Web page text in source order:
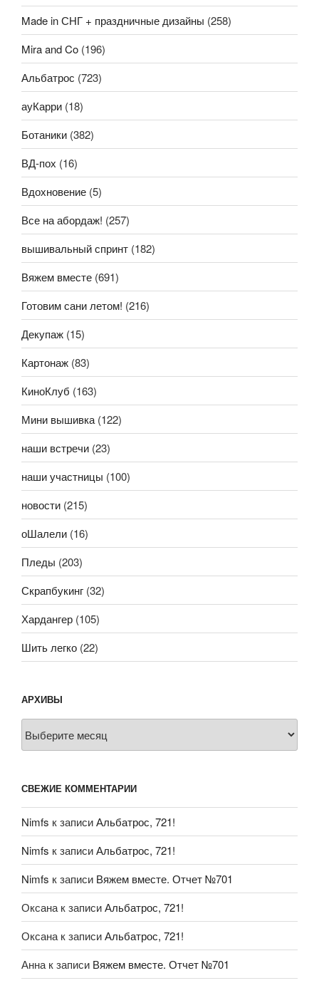
Made in СНГ + праздничные дизайны (258)
Mira and Co (196)
Альбатрос (723)
ауКарри (18)
Ботаники (382)
ВД-пох (16)
Вдохновение (5)
Все на абордаж! (257)
вышивальный спринт (182)
Вяжем вместе (691)
Готовим сани летом! (216)
Декупаж (15)
Картонаж (83)
КиноКлуб (163)
Мини вышивка (122)
наши встречи (23)
наши участницы (100)
новости (215)
оШалели (16)
Пледы (203)
Скрапбукинг (32)
Хардангер (105)
Шить легко (22)
АРХИВЫ
СВЕЖИЕ КОММЕНТАРИИ
Nimfs к записиАльбатрос, 721!
Nimfs к записиАльбатрос, 721!
Nimfs к записи Вяжем вместе. Отчет №701
Оксана к записиАльбатрос, 721!
Оксана к записиАльбатрос, 721!
Анна к записи Вяжем вместе. Отчет №701